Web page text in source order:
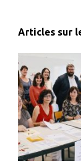
Articles sur